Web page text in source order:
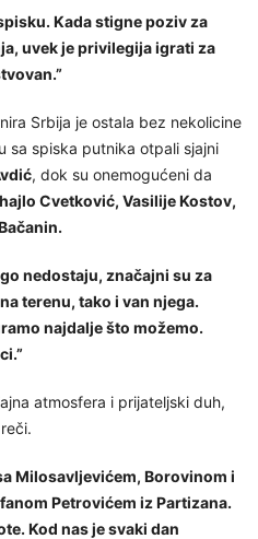
Kada stigne poziv za
uvek je privilegija igrati za
Srbija je ostala bez nekolicine
sa spiska putnika otpali sjajni
, dok su onemogućeni da
Cvetković, Vasilije Kostov,
nedostaju, značajni su za
terenu, tako i van njega.
najdalje što možemo.
atmosfera i prijateljski duh,
reči.
Milosavljevićem, Borovinom i
Petrovićem iz Partizana.
Kod nas je svaki dan